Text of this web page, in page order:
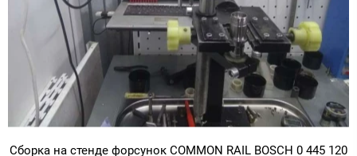
Сборка на стенде форсунок COMMON RAIL BOSCH 0 445 120